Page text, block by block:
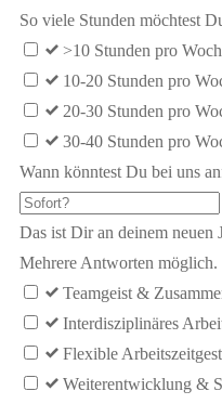
So viele Stunden möchtest
>10 Stunden pro
10-20 Stunden pro
20-30 Stunden pro
30-40 Stunden pro
Wann könntest Du bei uns
Das ist Dir an deinem neuen
Mehrere Antworten möglich.
Teamgeist &
Interdisziplinäres
Flexible
Weiterentwicklung &